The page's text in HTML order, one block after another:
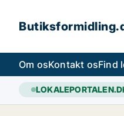
Om osKontakt osFind